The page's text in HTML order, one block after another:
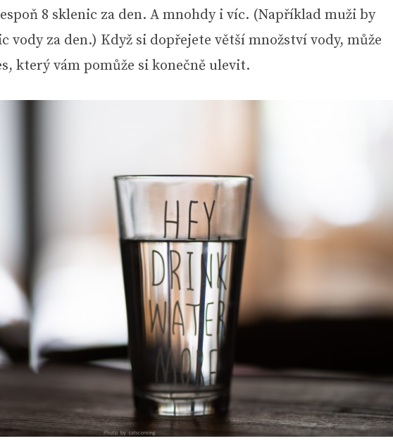
8 sklenic za den. A mnohdy i víc. (Například muži by
vody za den.) Když si dopřejete větší množství vody, může
který vám pomůže si konečně ulevit.